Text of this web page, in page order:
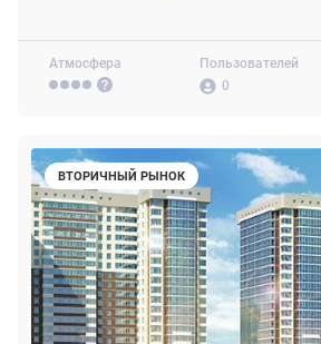
Атмосфера
Пользователей
0
ВТОРИЧНЫЙ РЫНОК